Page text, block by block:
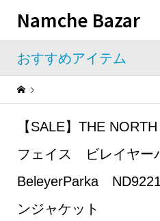
Namche Bazar
おすすめアイテム
Warning : Undefined property:
【SALE】THE
フェイス ビレイヤー
BeleyerParka
ンジャケット